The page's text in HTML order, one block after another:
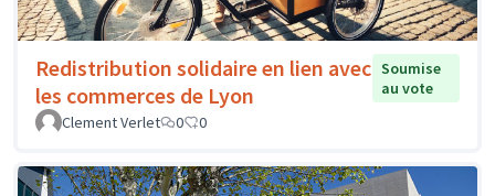
Redistribution solidaire en lien avec
les commerces de Lyon
Soumise
au vote
Clement Verlet
0 0